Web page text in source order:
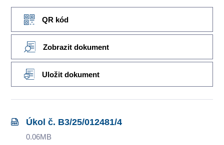
QR kód
Zobrazit dokument
Uložit dokument
Úkol č. B3/25/012481/4
0.06MB